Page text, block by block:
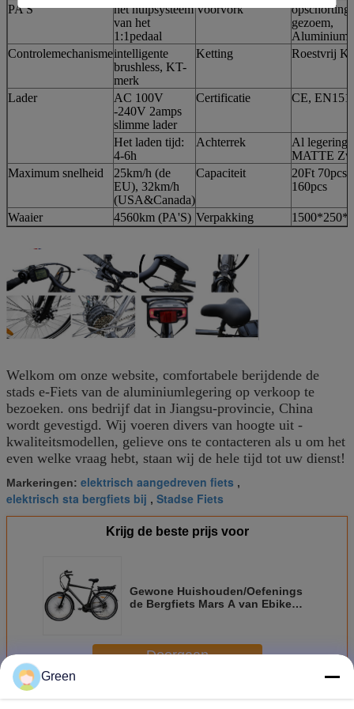
PA'S
het hulpsysteem
van het
1:1pedaal
Voorvork
opschorting,
gezoem,
Controlemechanismeintelligente
brushless, KT-
merk
Ketting Roestvrij
Lader
AC 100V
-240V 2amps
slimme lader
Certificatie CE,
Het laden tijd:
4-6h
Achterrek
Al legering,
MATTE
Maximum snelheid
25km/h (de
EU), 32km/h
(USA&Canada)
Capaciteit
20Ft 70pcs,
160pcs
Waaier 4560km (PA'S) Verpakking
Welkom om onze website, comfortabele berijdende de
stads e-Fiets van de aluminiumlegering op verkoop te
bezoeken. ons bedrijf dat in Jiangsu-provincie, China
wordt gevestigd. Wij voeren divers van hoogte uit -
kwaliteitsmodellen, gelieve ons te contacteren als u om het
even welke vraag hebt, staan wij de hele tijd tot uw dienst!
Markeringen: elektrisch aangedreven fiets ,
elektrisch sta bergfiets bij , Stadse Fiets
Krijg de beste prijs voor
Gewone Huishouden/Oefenings
de Bergfiets Mars A van Ebike
Doorgaan
MeerElektrische Gekniesde Fiets
Green